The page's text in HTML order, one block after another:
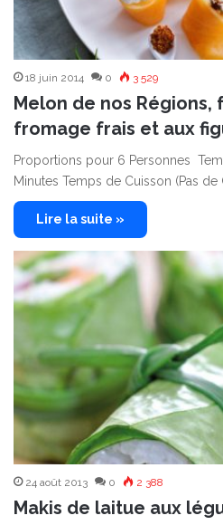
18 juin 2014 0 3 529
Melon de nos Régions,
fromage frais et aux
Proportions pour 6 Personnes
Minutes Temps de Cuisson (Pas de
Lire la suite »
24 août 2013 0 2 388
Makis de laitue aux